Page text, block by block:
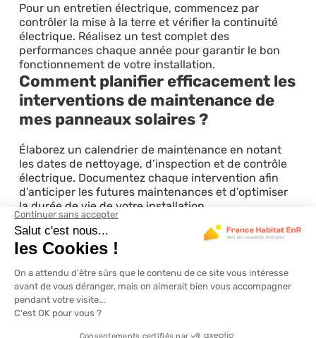
Pour un entretien électrique, commencez par
contrôler la mise à la terre et vérifier la continuité
électrique. Réalisez un test complet des
performances chaque année pour garantir le bon
fonctionnement de votre installation.
Comment planifier efficacement les
interventions de maintenance de
mes panneaux solaires ?
Élaborez un calendrier de maintenance en notant
les dates de nettoyage, d’inspection et de contrôle
électrique. Documentez chaque intervention afin
d’anticiper les futures maintenances et d’optimiser
la durée de vie de votre installation.
Que faire si je constate une baisse
significative de performance de
mes panneaux solaires ?
Si vous constatez une baisse de performance
supérieure à 5 %, il est crucial de réaliser une
enquête approfondie pour identifier les causes.
Agissez rapidement en vérifiant les courbes de